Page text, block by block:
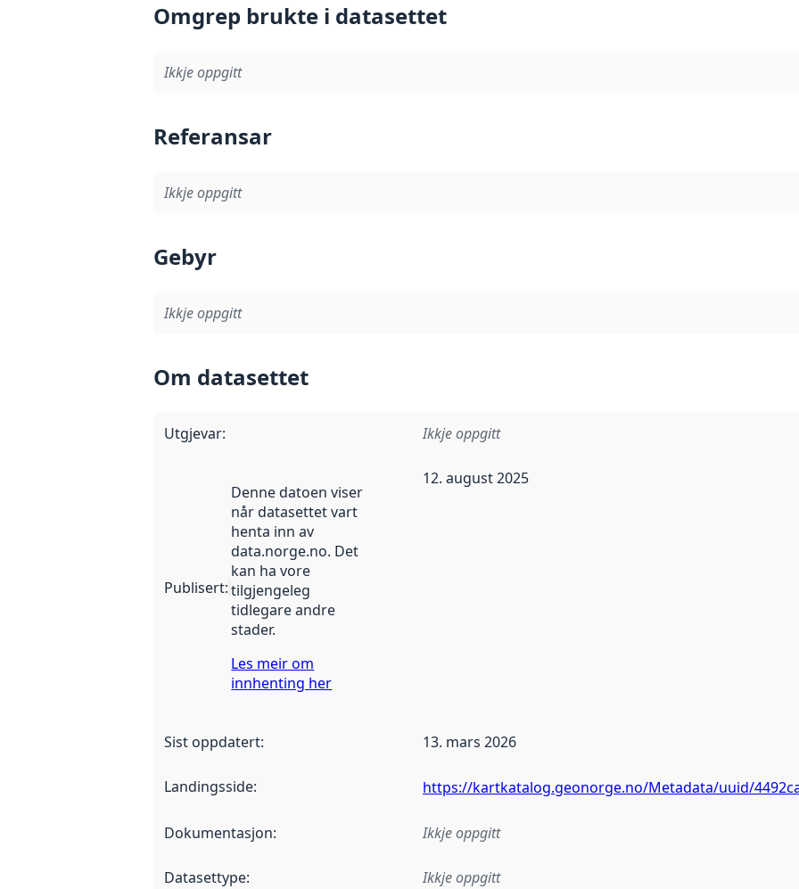
Omgrep brukte i datasettet
Ikkje oppgitt
Referansar
Ikkje oppgitt
Gebyr
Ikkje oppgitt
Om datasettet
Utgjevar: Ikkje oppgitt
Publisert:
Denne datoen viser
når datasettet vart
henta inn av
data.norge.no. Det
kan ha vore
tilgjengeleg
tidlegare andre
stader.
Les meir om
innhenting her
12. august 2025
Sist oppdatert: 13. mars 2026
Landingsside: https://kartkatalog.geonorge.no/Metadata/uuid/
Dokumentasjon: Ikkje oppgitt
Datasettype: Ikkje oppgitt